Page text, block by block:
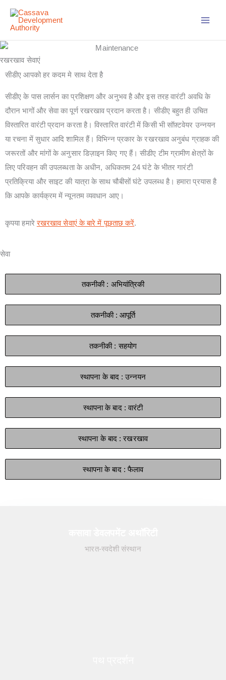
रखरखाव सेवाएं
सेवा
तकनीकी : अभियांत्रिकी
तकनीकी : आपूर्ति
तकनीकी : सहयोग
स्थापना के बाद : उन्नयन
स्थापना के बाद : वारंटी
स्थापना के बाद : रखरखाव
स्थापना के बाद : फैलाव
सीडीए आपको हर कदम मे साथ देता है
सीडीए के पास लार्सन का प्रशिक्षण और अनुभव है और इस तरह वारंटी अवधि के
दौरान भागों और सेवा का पूर्ण रखरखाव प्रदान करता है। सीडीए बहुत ही उचित
विस्तारित वारंटी प्रदान करता है। विस्तारित वारंटी में किसी भी सॉफ़्टवेयर उन्नयन
या रचना में सुधार आदि शामिल हैं। विभिन्न प्रकार के रखरखाव अनुबंध ग्राहक की
जरूरतों और मांगों के अनुसार डिज़ाइन किए गए हैं। सीडीए टीम ग्रामीण क्षेत्रों के
लिए परिवहन की उपलब्धता के अधीन, अधिकतम 24 घंटे के भीतर गारंटी
प्रतिक्रिया और साइट की यात्रा के साथ चौबीसों घंटे उपलब्ध है। हमारा प्रयास है
कि आपके कार्यक्रम में न्यूनतम व्यवधान आए।
कृपया हमारेरखरखाव सेवाएं के बारे में पूछताछ करें.
भारत-स्वदेशी संस्थान